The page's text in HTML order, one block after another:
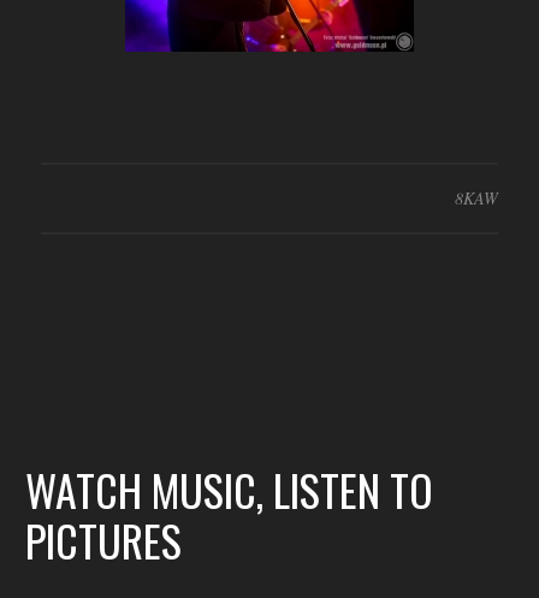
8KAW
WATCH MUSIC, LISTEN TO
PICTURES